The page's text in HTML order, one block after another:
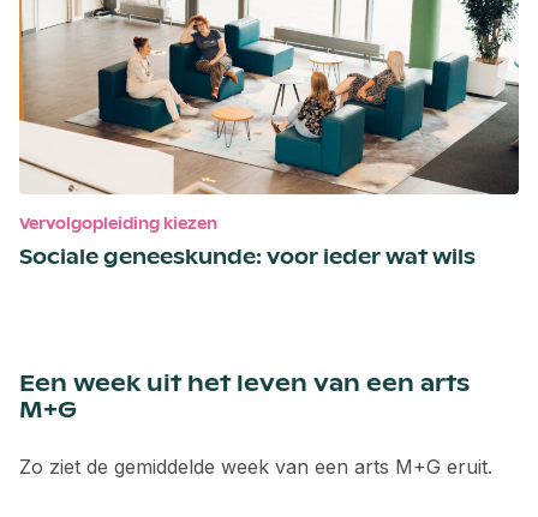
Vervolgopleiding kiezen
Sociale geneeskunde: voor ieder wat wils
Een week uit het leven van een arts
M+G
Zo ziet de gemiddelde week van een arts M+G eruit.